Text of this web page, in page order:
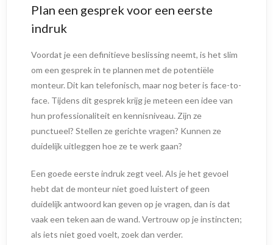
Plan een gesprek voor een eerste
indruk
Voordat je een definitieve beslissing neemt, is het slim
om een gesprek in te plannen met de potentiële
monteur. Dit kan telefonisch, maar nog beter is face-to-
face. Tijdens dit gesprek krijg je meteen een idee van
hun professionaliteit en kennisniveau. Zijn ze
punctueel? Stellen ze gerichte vragen? Kunnen ze
duidelijk uitleggen hoe ze te werk gaan?
Een goede eerste indruk zegt veel. Als je het gevoel
hebt dat de monteur niet goed luistert of geen
duidelijk antwoord kan geven op je vragen, dan is dat
vaak een teken aan de wand. Vertrouw op je instincten;
als iets niet goed voelt, zoek dan verder.